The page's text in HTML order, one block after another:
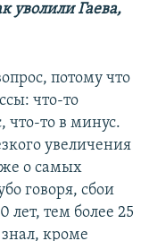
уволили Гаева,
потому что
что-то
что-то в минус.
увеличения
о самых
говоря, сбои
лет, тем более 25
кроме